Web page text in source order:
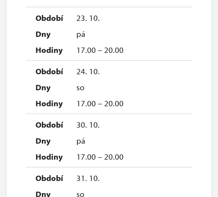
23. 10.
pá
17.00 – 20.00
24. 10.
so
17.00 – 20.00
30. 10.
pá
17.00 – 20.00
31. 10.
so